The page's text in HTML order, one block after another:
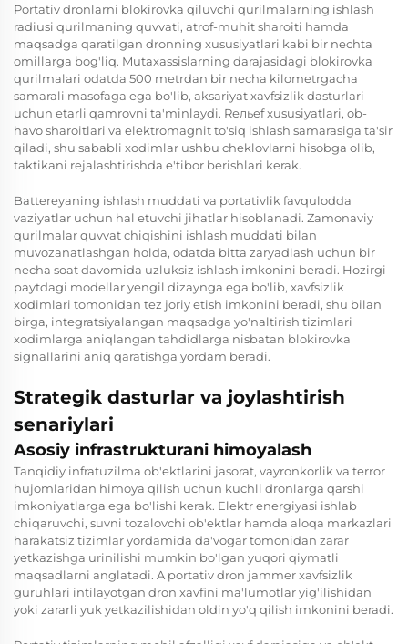
Portativ dronlarni blokirovka qiluvchi qurilmalarning ishlash
radiusi qurilmaning quvvati, atrof-muhit sharoiti hamda
maqsadga qaratilgan dronning xususiyatlari kabi bir nechta
omillarga bog'liq. Mutaxassislarning darajasidagi blokirovka
qurilmalari odatda 500 metrdan bir necha kilometrgacha
samarali masofaga ega bo'lib, aksariyat xavfsizlik dasturlari
uchun etarli qamrovni ta'minlaydi. Rельef xususiyatlari, ob-
havo sharoitlari va elektromagnit to'siq ishlash samarasiga ta'sir
qiladi, shu sababli xodimlar ushbu cheklovlarni hisobga olib,
taktikani rejalashtirishda e'tibor berishlari kerak.
Battereyaning ishlash muddati va portativlik favqulodda
vaziyatlar uchun hal etuvchi jihatlar hisoblanadi. Zamonaviy
qurilmalar quvvat chiqishini ishlash muddati bilan
muvozanatlashgan holda, odatda bitta zaryadlash uchun bir
necha soat davomida uzluksiz ishlash imkonini beradi. Hozirgi
paytdagi modellar yengil dizaynga ega bo'lib, xavfsizlik
xodimlari tomonidan tez joriy etish imkonini beradi, shu bilan
birga, integratsiyalangan maqsadga yo'naltirish tizimlari
xodimlarga aniqlangan tahdidlarga nisbatan blokirovka
signallarini aniq qaratishga yordam beradi.
Strategik dasturlar va joylashtirish
senariylari
Asosiy infrastrukturani himoyalash
Tanqidiy infratuzilma ob'ektlarini jasorat, vayronkorlik va terror
hujomlaridan himoya qilish uchun kuchli dronlarga qarshi
imkoniyatlarga ega bo'lishi kerak. Elektr energiyasi ishlab
chiqaruvchi, suvni tozalovchi ob'ektlar hamda aloqa markazlari
harakatsiz tizimlar yordamida da'vogar tomonidan zarar
yetkazishga urinilishi mumkin bo'lgan yuqori qiymatli
maqsadlarni anglatadi. A portativ dron jammerxavfsizlik
guruhlari intilayotgan dron xavfini ma'lumotlar yig'ilishidan
yoki zararli yuk yetkazilishidan oldin yo'q qilish imkonini beradi.